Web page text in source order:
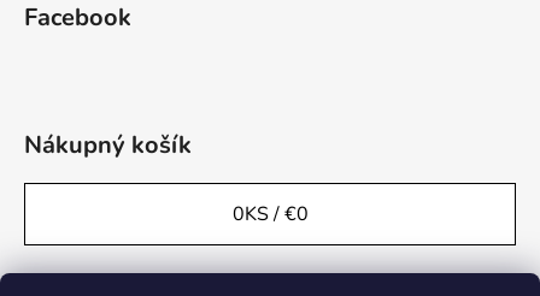
Facebook
Nákupný košík
0KS /€0